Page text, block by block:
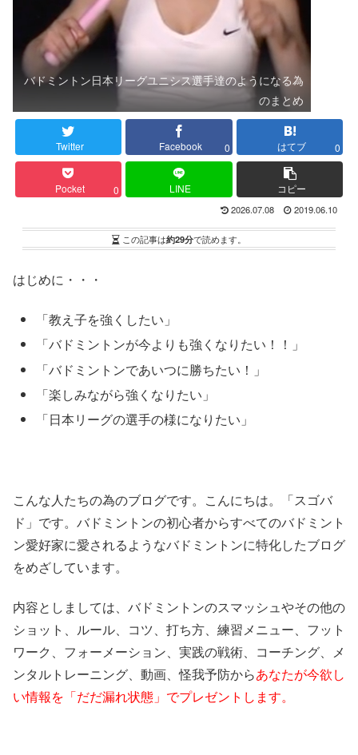
バドミントン日本リーグユニシス選手達のようになる為
のまとめ
Twitter Facebook 0 はてブ 0
Pocket 0 LINE コピー
2026.07.08 2019.06.10
この記事は約29分で読めます。
はじめに・・・
「教え子を強くしたい」
「バドミントンが今よりも強くなりたい！！」
「バドミントンであいつに勝ちたい！」
「楽しみながら強くなりたい」
「日本リーグの選手の様になりたい」
こんな人たちの為のブログです。 こんにちは。「スゴバ
ド」です。バドミントンの初心者からすべてのバドミント
ン愛好家に愛されるようなバドミントンに特化したブログ
をめざしています。
内容としましては、バドミントンのスマッシュやその他の
ショット、ルール、コツ、打ち方、練習メニュー、フット
ワーク、フォーメーション、実践の戦術、コーチング、メ
ンタルトレーニング、動画、怪我予防からあなたが今欲し
い情報を「だだ漏れ状態」でプレゼントします。